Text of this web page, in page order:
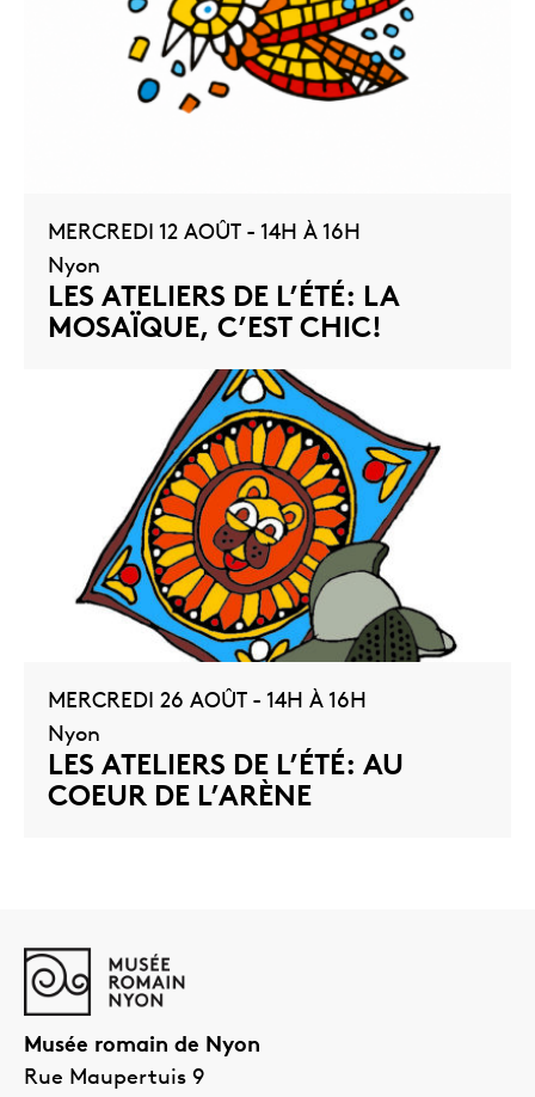
MERCREDI 12 AOÛT - 14H À 16H
Nyon
LES ATELIERS DE L’ÉTÉ: LA
MOSAÏQUE, C’EST CHIC!
MERCREDI 26 AOÛT - 14H À 16H
Nyon
LES ATELIERS DE L’ÉTÉ: AU
COEUR DE L’ARÈNE
Musée romain de Nyon
Rue Maupertuis 9